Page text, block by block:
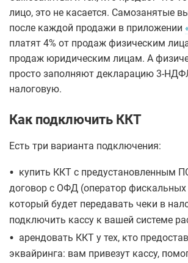
лицо, это не касается. Самозанятые
после каждой продажи в приложении
платят 4% от продаж физическим
продаж юридическим лицам. А
просто заполняют декларацию 3-
налоговую.
Как подключить ККТ
Есть три варианта подключения:
• купить ККТ с предустановленным
договор с ОФД (оператор
который будет передавать чеки в
подключить кассу к вашей системе
• арендовать ККТ у тех, кто
эквайринга: вам привезут кассу,